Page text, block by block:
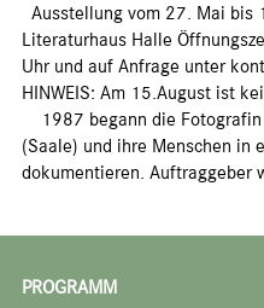
Ausstellung vom 27. Mai bis
Literaturhaus Halle
Uhr und auf Anfrage unter
HINWEIS: Am 15.August ist
1987 begann die
(Saale) und ihre Menschen in
dokumentieren. Auftraggeber
PROGRAMM